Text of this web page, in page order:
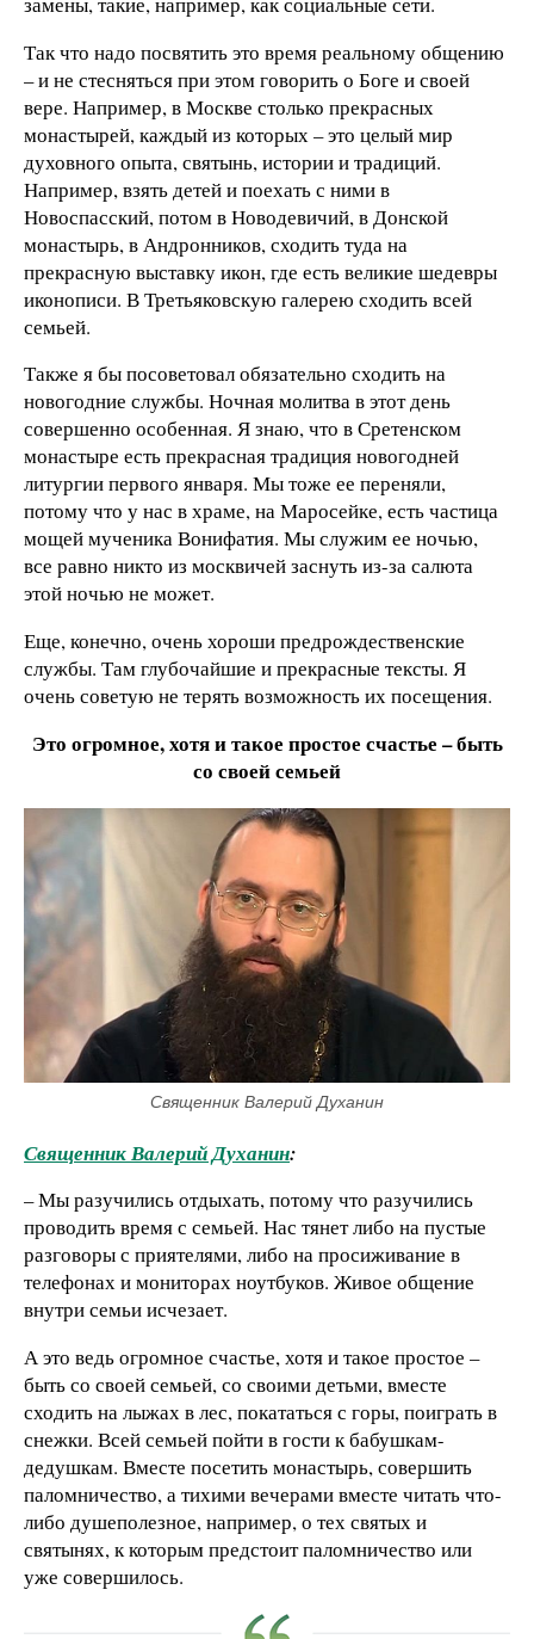
Так что надо посвятить это время реальному общению
– и не стесняться при этом говорить о Боге и своей
вере. Например, в Москве столько прекрасных
монастырей, каждый из которых – это целый мир
духовного опыта, святынь, истории и традиций.
Например, взять детей и поехать с ними в
Новоспасский, потом в Новодевичий, в Донской
монастырь, в Андронников, сходить туда на
прекрасную выставку икон, где есть великие шедевры
иконописи. В Третьяковскую галерею сходить всей
семьей.
Также я бы посоветовал обязательно сходить на
новогодние службы. Ночная молитва в этот день
совершенно особенная. Я знаю, что в Сретенском
монастыре есть прекрасная традиция новогодней
литургии первого января. Мы тоже ее переняли,
потому что у нас в храме, на Маросейке, есть частица
мощей мученика Вонифатия. Мы служим ее ночью,
все равно никто из москвичей заснуть из-за салюта
этой ночью не может.
Еще, конечно, очень хороши предрождественские
службы. Там глубочайшие и прекрасные тексты. Я
очень советую не терять возможность их посещения.
Это огромное, хотя и такое простое счастье – быть
со своей семьей
Священник Валерий Духанин
Священник Валерий Духанин:
– Мы разучились отдыхать, потому что разучились
проводить время с семьей. Нас тянет либо на пустые
разговоры с приятелями, либо на просиживание в
телефонах и мониторах ноутбуков. Живое общение
внутри семьи исчезает.
А это ведь огромное счастье, хотя и такое простое –
быть со своей семьей, со своими детьми, вместе
сходить на лыжах в лес, покататься с горы, поиграть в
снежки. Всей семьей пойти в гости к бабушкам-
дедушкам. Вместе посетить монастырь, совершить
паломничество, а тихими вечерами вместе читать что-
либо душеполезное, например, о тех святых и
святынях, к которым предстоит паломничество или
уже совершилось.